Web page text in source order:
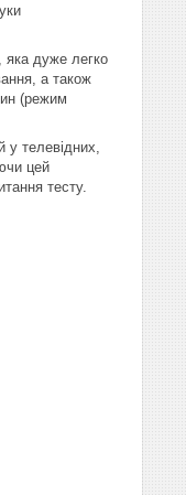
яка дуже легко
а також
(режим
телевідних,
цей
тесту.